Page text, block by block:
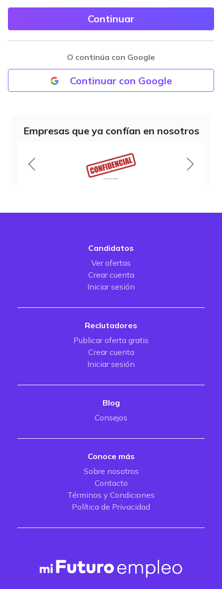
O continúa con Google
Continuar con Google
Empresas que ya confían en nosotros
Candidatos
Ver ofertas
Crear cuenta
Iniciar sesión
Reclutadores
Publicar oferta gratis
Crear cuenta
Iniciar sesión
Blog
Consejos
Conoce más
Sobre nosotros
Contacto
Términos y Condiciones
Política de Privacidad